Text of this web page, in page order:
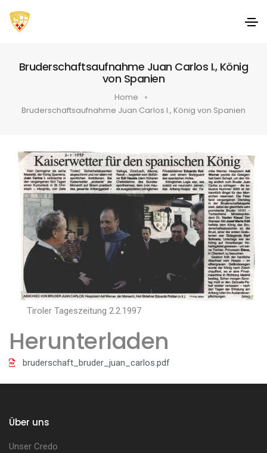
Bruderschaftsaufnahme Juan Carlos I., König
von Spanien
Home
Bruderschaftsaufnahme Juan Carlos I., König von Spanien
Tiroler Tageszeitung 2.2.1997
Herunterladen
bruderschaft_bruder_juan_carlos.pdf
Über uns
Unser Credo